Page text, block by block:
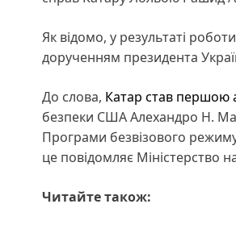
Як відомо, у результаті
дорученням президента
До слова, Катар став першою
безпеки США Алехандро Н.
Програми безвізового
це повідомляє Міністерство
Читайте також: